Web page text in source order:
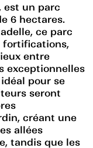
est un parc
6 hectares.
ce parc
fortifications,
entre
exceptionnelles
pour se
seront
créant une
allées
tandis que les